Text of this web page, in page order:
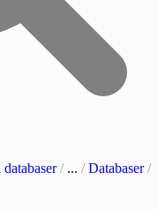
/ ... /Databaser /